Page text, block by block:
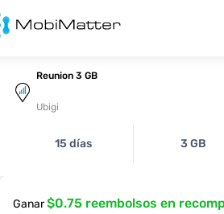
Reunion 3 GB
Ubigi
15 días 3 GB
Ganar$0.75 reembolsos en